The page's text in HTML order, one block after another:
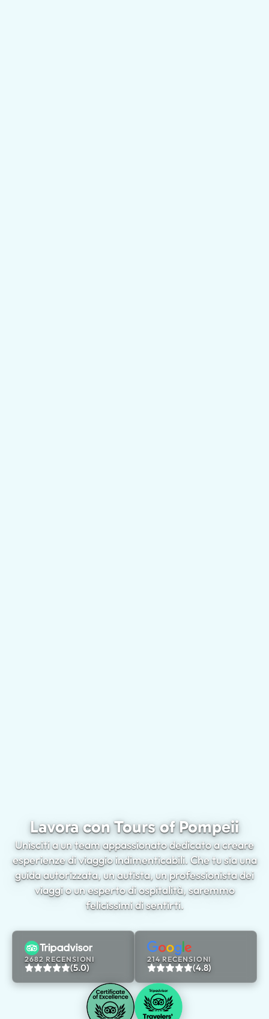
Lavora con Tours of Pompeii
Unisciti a un team appassionato dedicato a creare
esperienze di viaggio indimenticabili. Che tu sia una
guida autorizzata, un autista, un professionista dei
viaggi o un esperto di ospitalità, saremmo
felicissimi di sentirti.
2682 RECENSIONI
(5.0)
214 RECENSIONI
(4.8)